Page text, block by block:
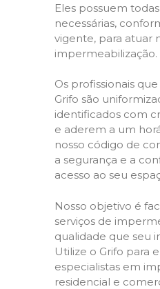
Eles possuem
necessárias,
vigente, para atuar
impermeabilização.
Os profissionais
Grifo são
identificados com
e aderem a um
nosso código de
a segurança e a
acesso ao seu
Nosso objetivo é
serviços de
qualidade que seu
Utilize o Grifo para
especialistas em
residencial e